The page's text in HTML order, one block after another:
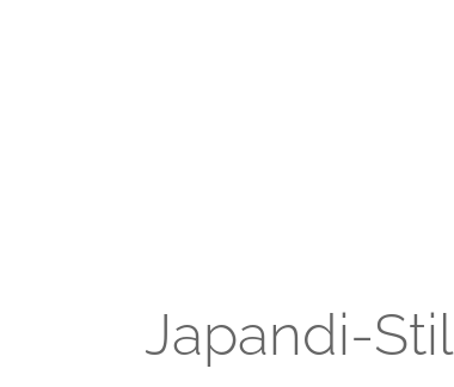
Japandi-Stil